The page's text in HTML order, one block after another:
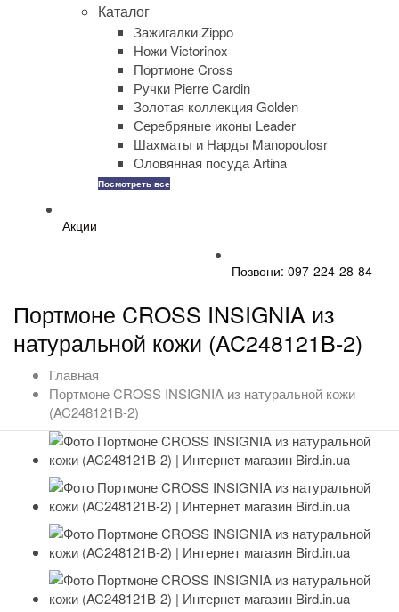
Каталог
Зажигалки Zippo
Ножи Victorinox
Портмоне Cross
Ручки Pierre Cardin
Золотая коллекция Golden
Серебряные иконы Leader
Шахматы и Нарды Manopoulosr
Оловянная посуда Artina
Посмотреть все
Акции
Позвони: 097-224-28-84
Портмоне CROSS INSIGNIA из
натуральной кожи (AC248121B-2)
Главная
Портмоне CROSS INSIGNIA из натуральной кожи
(AC248121B-2)